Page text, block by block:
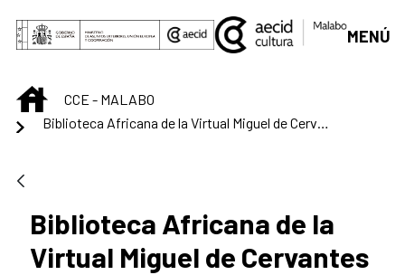
Saltar al contenido principal
MENÚ
INICIOCCE - MALABO
Biblioteca Africana de la Virtual Miguel de Cervantes
Biblioteca Africana de la
Virtual Miguel de Cervantes